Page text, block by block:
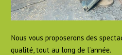
Nous vous proposerons des
qualité, tout au long de l’année.